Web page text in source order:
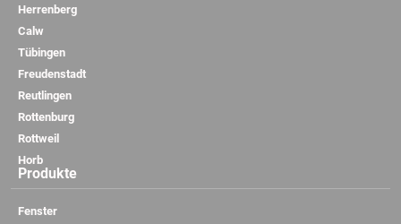
Herrenberg
Calw
Tübingen
Freudenstadt
Reutlingen
Rottenburg
Rottweil
Horb
Produkte
Fenster